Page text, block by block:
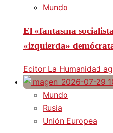
Mundo
El «fantasma
«izquierda»
Editor La Humanidad
Mundo
Rusia
Unión Europea